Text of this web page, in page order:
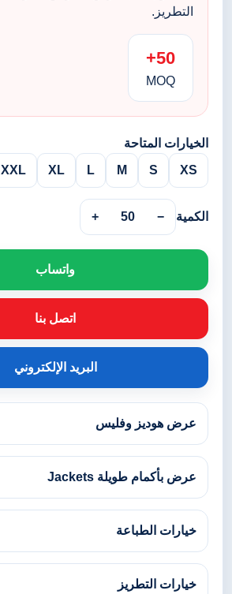
التطريز.
50+
MOQ
الخيارات المتاحة
XS
S
M
L
XL
XXL
الكمية −
50
+
واتساب
اتصل بنا
البريد الإلكتروني
عرض هوديز وفليس
عرض بأكمام طويلة Jackets
خيارات الطباعة
خيارات التطريز